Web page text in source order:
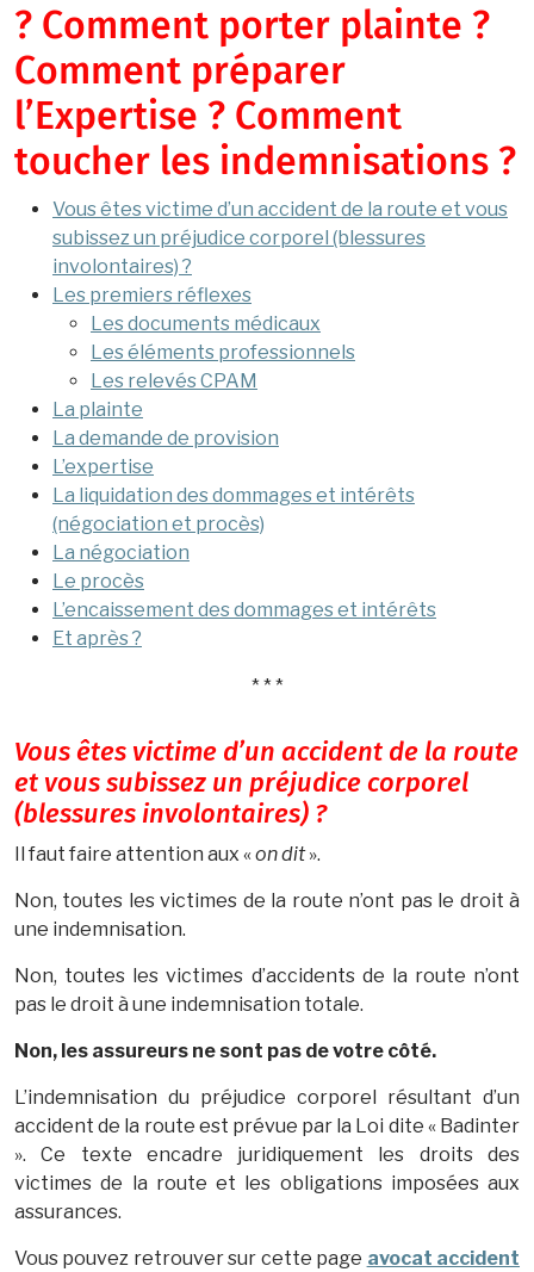
? Comment porter plainte ?
Comment préparer
l’Expertise ? Comment
toucher les indemnisations ?
Vous êtes victime d’un accident de la route et vous
subissez un préjudice corporel (blessures
involontaires) ?
Les premiers réflexes
Les documents médicaux
Les éléments professionnels
Les relevés CPAM
La plainte
La demande de provision
L’expertise
La liquidation des dommages et intérêts
(négociation et procès)
La négociation
Le procès
L’encaissement des dommages et intérêts
Et après ?
* * *
Vous êtes victime d’un accident de la route
et vous subissez un préjudice corporel
(blessures involontaires) ?
Il faut faire attention aux «on dit».
Non, toutes les victimes de la route n’ont pas le droit à
une indemnisation.
Non, toutes les victimes d’accidents de la route n’ont
pas le droit à une indemnisation totale.
Non, les assureurs ne sont pas de votre côté.
L’indemnisation du préjudice corporel résultant d’un
accident de la route est prévue par la Loi dite « Badinter
». Ce texte encadre juridiquement les droits des
victimes de la route et les obligations imposées aux
assurances.
Vous pouvez retrouver sur cette page avocat accident